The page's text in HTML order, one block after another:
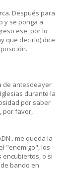
Después para
y se ponga a
ese, por lo
que decirlo) dice
de antesdeayer
durante la
por saber
por favor,
me queda la
"enemigo", los
encubiertos, o si
bando en